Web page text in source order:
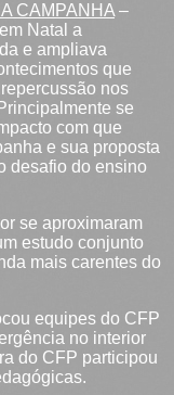
CAMPANHA –
Natal a
e ampliava
que
nos
se
com que
e sua proposta
desafio do ensino
se aproximaram
estudo conjunto
mais carentes do
equipes do CFP
no interior
do CFP participou